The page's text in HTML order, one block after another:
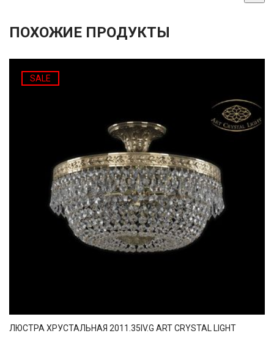
ПОХОЖИЕ ПРОДУКТЫ
SALE
ЛЮСТРА ХРУСТАЛЬНАЯ 2011.35IV.G ART CRYSTAL LIGHT